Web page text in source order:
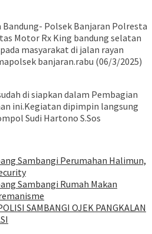
Bandung- Polsek Banjaran Polresta
Motor Rx King bandung selatan
masyarakat di jalan rayan
banjaran.rabu (06/3/2025)
di siapkan dalam Pembagian
ini.Kegiatan dipimpin langsung
Sudi Hartono S.Sos
Sambangi Perumahan Halimun,
Sambangi Rumah Makan
SAMBANGI OJEK PANGKALAN